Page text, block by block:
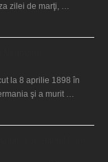
zilei de marţi, …
la 8 aprilie 1898 în
şi a murit …